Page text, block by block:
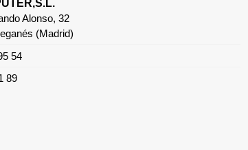
Alonso, 32
(Madrid)
54
89